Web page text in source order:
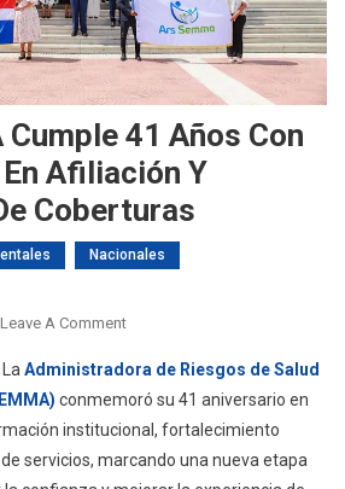
Cumple 41 Años Con
Afiliación Y
Coberturas
Nacionales
Leave A CommentOn
SEMMA
Cumple
41
Años
LaAdministradora de Riesgos de Salud
conmemoró su 41 aniversario en
institucional, fortalecimiento
servicios, marcando una nueva etapa